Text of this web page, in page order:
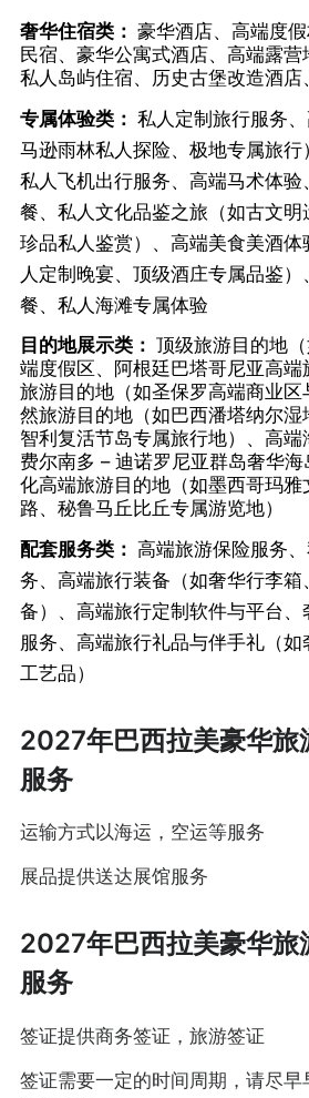
奢华住宿类： 豪华酒店、高端度
民宿、豪华公寓式酒店、高端露营
私人岛屿住宿、历史古堡改造酒店
专属体验类： 私人定制旅行服务
马逊雨林私人探险、极地专属旅行
私人飞机出行服务、高端马术体
餐、私人文化品鉴之旅（如古文
珍品私人鉴赏）、高端美食美酒
人定制晚宴、顶级酒庄专属品鉴
餐、私人海滩专属体验
目的地展示类： 顶级旅游目的地
端度假区、阿根廷巴塔哥尼亚高
旅游目的地（如圣保罗高端商业区
然旅游目的地（如巴西潘塔纳尔湿
智利复活节岛专属旅行地）、高
费尔南多 – 迪诺罗尼亚群岛奢华
化高端旅游目的地（如墨西哥玛
路、秘鲁马丘比丘专属游览地）
配套服务类： 高端旅游保险服务
务、高端旅行装备（如奢华行李箱
备）、高端旅行定制软件与平台
服务、高端旅行礼品与伴手礼（
工艺品）
2027年巴西拉美豪华旅
服务
运输方式以海运，空运等服务
展品提供送达展馆服务
2027年巴西拉美豪华旅
服务
签证提供商务签证，旅游签证
签证需要一定的时间周期，请尽